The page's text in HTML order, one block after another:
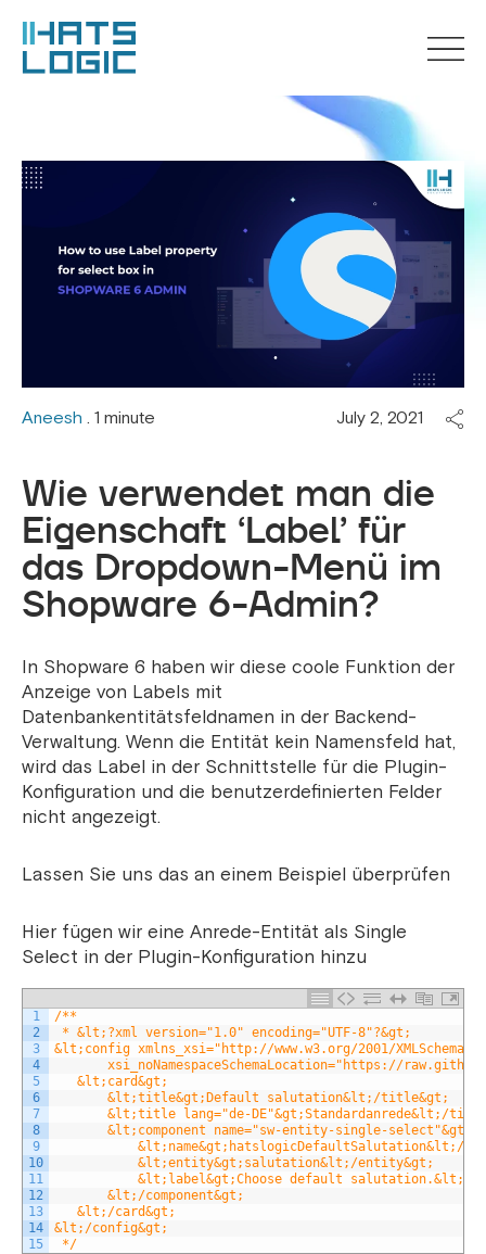
Aneesh . 1 minute July 2, 2021
Wie verwendet man die
Eigenschaft ‘Label’ für
das Dropdown-Menü im
Shopware 6-Admin?
In Shopware 6 haben wir diese coole Funktion der
Anzeige von Labels mit
Datenbankentitätsfeldnamen in der Backend-
Verwaltung. Wenn die Entität kein Namensfeld hat,
wird das Label in der Schnittstelle für die Plugin-
Konfiguration und die benutzerdefinierten Felder
nicht angezeigt.
Lassen Sie uns das an einem Beispiel überprüfen
Hier fügen wir eine Anrede-Entität als Single
Select in der Plugin-Konfiguration hinzu
1
2
3
4
5
6
7
8
9
10
11
12
13
14
15
/**
* &lt;?xml version="1.0" encoding="UTF-8"?&gt;
&lt;config xmlns_xsi="http://www.w3.org/2001/XMLSchema-
xsi_noNamespaceSchemaLocation="https://
&lt;card&gt;
&lt;title&gt;Default salutation&lt;/title&gt;
&lt;title lang="de-DE"&gt;Standardanrede&lt;/
&lt;component name="sw-entity-single-select"&gt;
&lt;name&gt;hatslogicDefaultSalutation&lt;/
&lt;entity&gt;salutation&lt;/entity&gt;
&lt;label&gt;Choose default salutation.&lt;/
&lt;/component&gt;
&lt;/card&gt;
&lt;/config&gt;
*/